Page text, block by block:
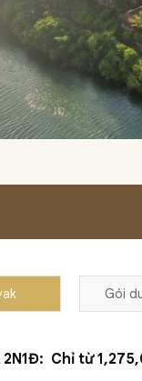
Gói
2N1Đ: Chỉ từ